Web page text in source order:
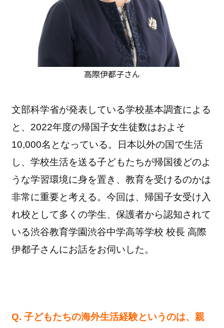
高際伊都子さん
文部科学省が発表している学校基本調査による
と、2022年度の帰国子女生徒数はおよそ
10,000名となっている。日本以外の国で生活
し、学校生活を送る子どもたちが帰国後どのよ
うな学習環境に身を置き、教育を受けるのかは
非常に重要と考える。今回は、帰国子女受け入
れ校として多くの学生、保護者から認知されて
いる渋谷教育学園渋谷中学高等学校 校長 高際
伊都子さんにお話をお伺いした。
Q. 子どもたちの海外生活経験というのは、親